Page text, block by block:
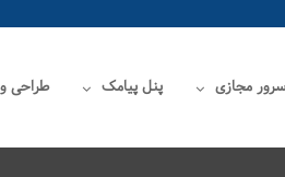
سرور مجازی پنل پیامک طراحی